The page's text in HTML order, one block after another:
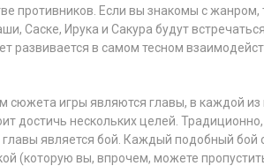
противников. Если вы знакомы с жанром,
Саске, Ирука и Сакура будут
развивается в самом тесном
сюжета игры являются главы, в каждой из
достичь нескольких целей. Традиционно,
является бой. Каждый подобный бой
(которую вы, впрочем, можете